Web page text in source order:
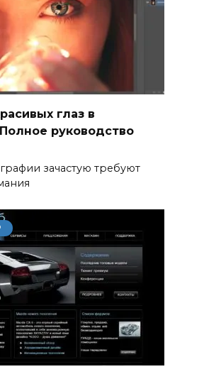
глаз в
руководство
зачастую требуют